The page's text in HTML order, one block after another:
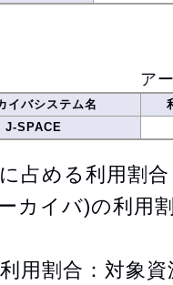
ア
イバシステム名
J-SPACE
占める利用割
カイバ)の利用
用割合：対象